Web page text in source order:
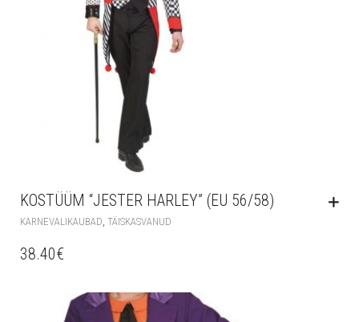
KOSTÜÜM “JESTER HARLEY” (EU 56/58)
KARNEVALIKAUBAD TÄISKASVANUD
38.40€